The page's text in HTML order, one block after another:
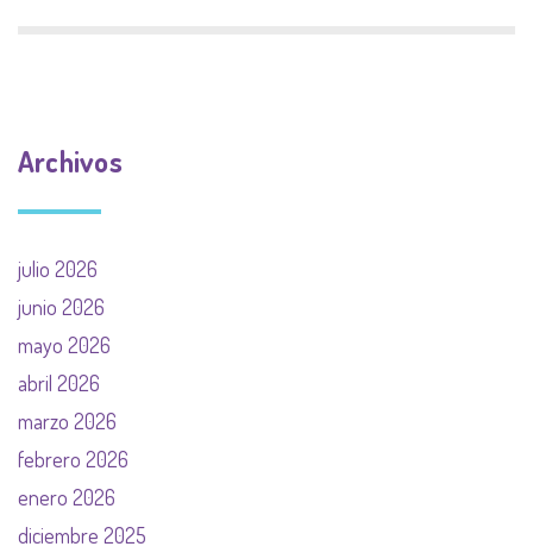
Archivos
julio 2026
junio 2026
mayo 2026
abril 2026
marzo 2026
febrero 2026
enero 2026
diciembre 2025